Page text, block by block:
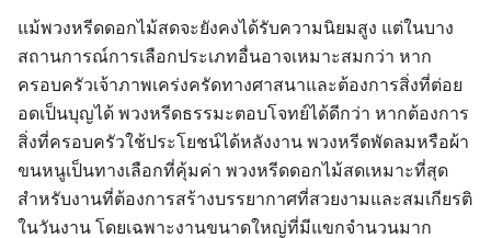
แม้พวงหรีดดอกไม้สดจะยังคงได้รับความนิยมสูง แต่ในบาง
สถานการณ์การเลือกประเภทอื่นอาจเหมาะสมกว่า หาก
ครอบครัวเจ้าภาพเคร่งครัดทางศาสนาและต้องการสิ่งที่ต่อย
อดเป็นบุญได้ พวงหรีดธรรมะตอบโจทย์ได้ดีกว่า หากต้องการ
สิ่งที่ครอบครัวใช้ประโยชน์ได้หลังงาน พวงหรีดพัดลมหรือผ้า
ขนหนูเป็นทางเลือกที่คุ้มค่า พวงหรีดดอกไม้สดเหมาะที่สุด
สำหรับงานที่ต้องการสร้างบรรยากาศที่สวยงามและสมเกียรติ
ในวันงาน โดยเฉพาะงานขนาดใหญ่ที่มีแขกจำนวนมาก